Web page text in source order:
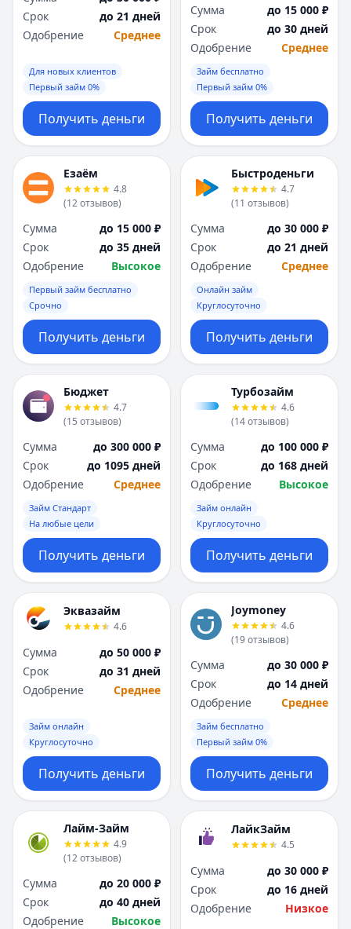
Срок
до 21 дней
Одобрение
Среднее
Для новых клиентов
Первый займ 0%
Получить деньги
Сумма
до 15 000 ₽
Срок
до 30 дней
Одобрение
Среднее
Займ бесплатно
Первый займ 0%
Получить деньги
Езаём
4.8
(12отзывов)
Сумма
до 15 000 ₽
Срок
до 35 дней
Одобрение
Высокое
Первый займ бесплатно
Срочно
Получить деньги
Быстроденьги
4.7
(11 отзывов)
Сумма
до 30 000 ₽
Срок
до 21 дней
Одобрение
Среднее
Онлайн займ
Круглосуточно
Получить деньги
Бюджет
4.7
(15 отзывов)
Сумма
до 300 000 ₽
Срок
до 1095 дней
Одобрение
Среднее
Займ Стандарт
На любые цели
Получить деньги
Турбозайм
4.6
(14отзывов)
Сумма
до 100 000 ₽
Срок
до 168 дней
Одобрение
Высокое
Займ онлайн
Круглосуточно
Получить деньги
Эквазайм
4.6
Сумма
до 50 000 ₽
Срок
до 31 дней
Одобрение
Среднее
Займ онлайн
Круглосуточно
Получить деньги
Joymoney
4.6
(19отзывов)
Сумма
до 30 000 ₽
Срок
до 14 дней
Одобрение
Среднее
Займ бесплатно
Первый займ 0%
Получить деньги
Лайм-Займ
4.9
(12отзывов)
Сумма
до 20 000 ₽
Срок
до 40 дней
Одобрение
Высокое
ЛайкЗайм
4.5
Сумма
до 30 000 ₽
Срок
до 16 дней
Одобрение
Низкое